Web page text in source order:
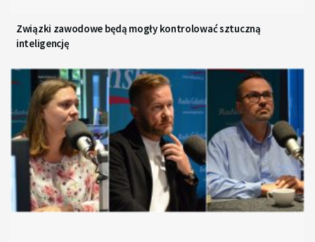
Związki zawodowe będą mogły kontrolować sztuczną
inteligencję